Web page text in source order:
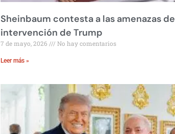
Sheinbaum contesta a las amenazas de
intervención de Trump
7 de mayo, 2026 No hay comentarios
Leer más »